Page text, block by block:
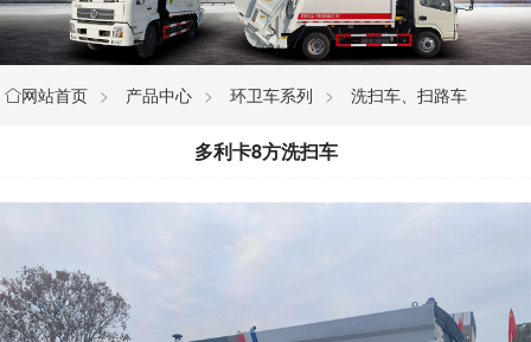
网站首页 > 产品中心 > 环卫车系列 > 洗扫车、扫路车
多利卡8方洗扫车